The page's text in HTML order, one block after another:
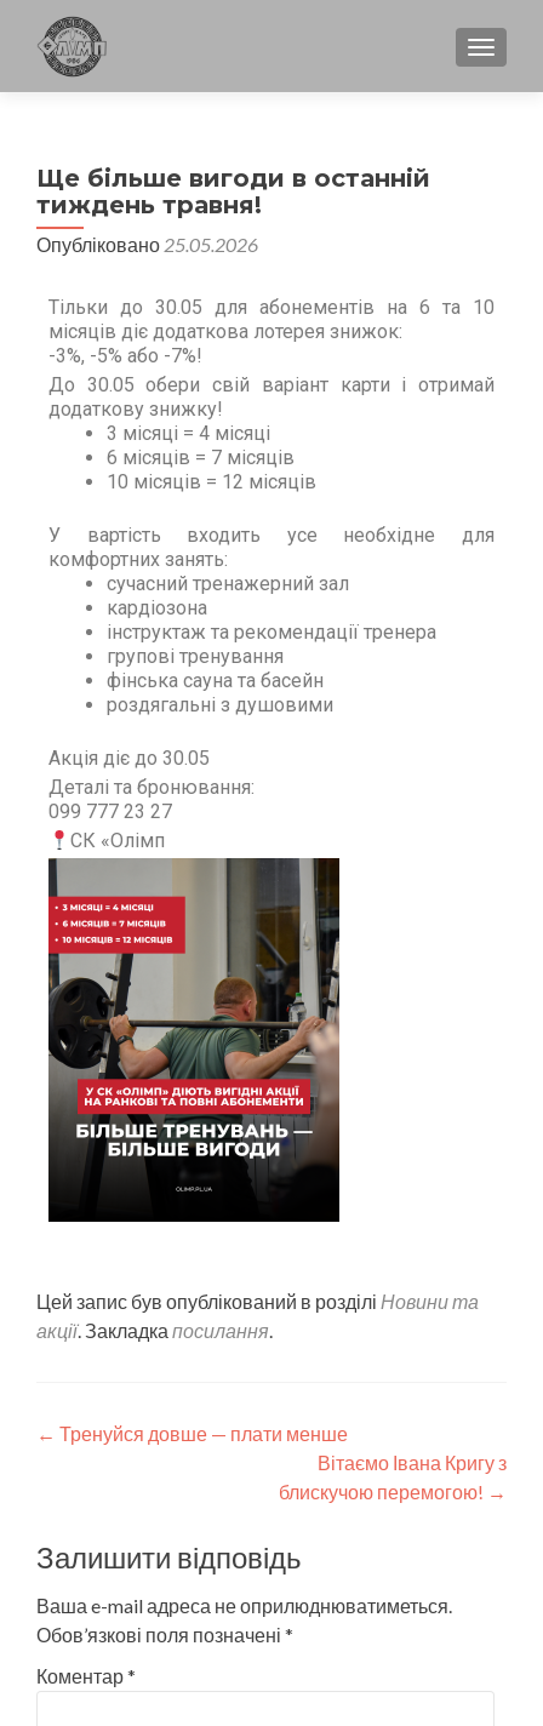
Ще більше вигоди в останній
тиждень травня!
Опубліковано 25.05.2026
Тільки до 30.05 для абонементів на 6 та 10
місяців діє додаткова лотерея знижок:
-3%, -5% або -7%!
До 30.05 обери свій варіант карти і отримай
додаткову знижку!
3 місяці = 4 місяці
6 місяців = 7 місяців
10 місяців = 12 місяців
У вартість входить усе необхідне для
комфортних занять:
сучасний тренажерний зал
кардіозона
інструктаж та рекомендації тренера
групові тренування
фінська сауна та басейн
роздягальні з душовими
Акція діє до 30.05
Деталі та бронювання:
099 777 23 27
СК «Олімп
Цей запис був опублікований в розділі Новини та
акції. Закладка посилання.
← Тренуйся довше — плати менше
Вітаємо Івана Кригу з
блискучою перемогою! →
Залишити відповідь
Ваша e-mail адреса не оприлюднюватиметься.
Обов’язкові поля позначені *
Коментар*